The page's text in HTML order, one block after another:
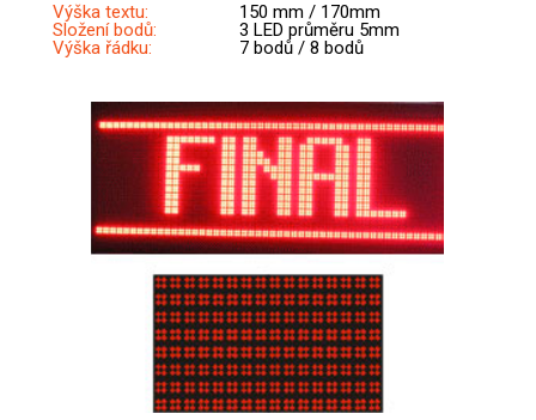
Výška textu:
150 mm / 170mm
Složení bodů:
3 LED průměru 5mm
Výška řádku:
7 bodů / 8 bodů